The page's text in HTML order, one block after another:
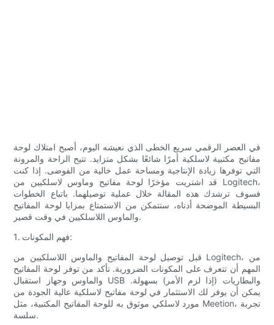
في العصر الرقمي سريع الخطى الذي نعيشه اليوم، أصبح امتلاك لوحة
مفاتيح مكتبية لاسلكية أمرًا شائعًا بشكل متزايد. تتيح الراحة والمرونة
التي توفرها زيادة الإنتاجية ومساحة عمل خالية من الفوضى. إذا كنت
قد اشتريت مؤخرًا لوحة مفاتيح وماوس لاسلكيين من Logitech،
فسوف ترشدك هذه المقالة خلال عملية توصيلهما. باتباع الخطوات
البسيطة الموضحة أدناه، ستتمكن من الاستمتاع بمزايا لوحة المفاتيح
والماوس اللاسلكيين في وقت قصير.
1. فهم المكونات:
قبل توصيل لوحة المفاتيح والماوس اللاسلكيين من Logitech، من
المهم أن تتعرف على المكونات الضرورية. تأكد من توفر لوحة المفاتيح
والماوس وجهاز استقبال USB والبطاريات (إذا لزم الأمر) بسهولة.
يمكن أن يوفر لك الاستثمار في لوحة مفاتيح لاسلكية عالية الجودة من
مورد لاسلكي موثوق به للوحة المفاتيح المكتبية، مثل Meetion، تجربة
سلسة.